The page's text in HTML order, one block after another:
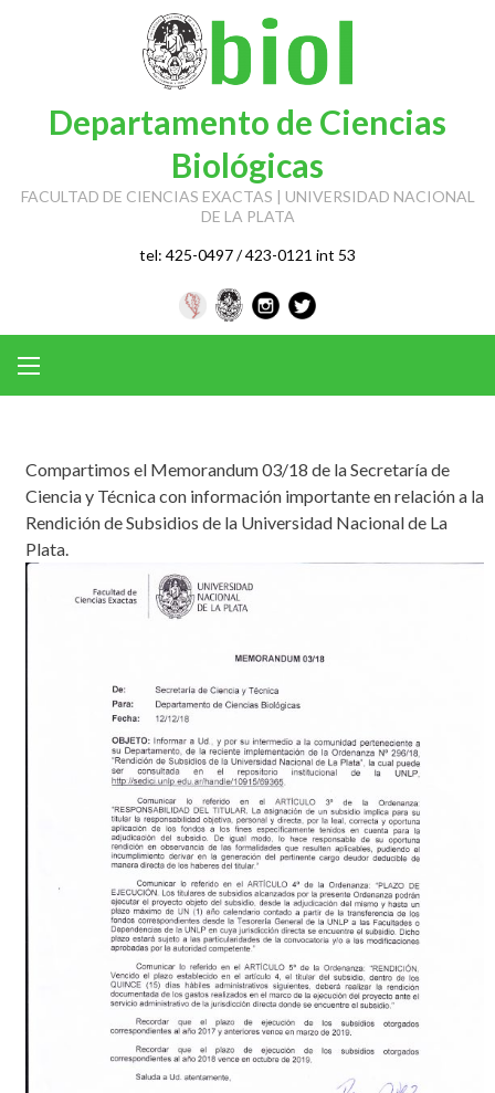
Departamento de Ciencias
Biológicas
FACULTAD DE CIENCIAS EXACTAS | UNIVERSIDAD NACIONAL
DE LA PLATA
tel: 425-0497 / 423-0121 int 53
Compartimos el Memorandum 03/18 de la Secretaría de
Ciencia y Técnica con información importante en relación a la
Rendición de Subsidios de la Universidad Nacional de La
Plata.